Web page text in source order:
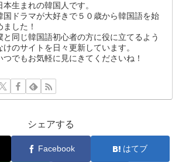
本生まれの韓国人です。
国ドラマが大好きで５０歳から韓国語を始
ました！
と同じ韓国語初心者の方に役に立てるよう
けのサイトを日々更新しています。
つでもお気軽に見にきてくださいね！
シェアする
Facebook はてブ